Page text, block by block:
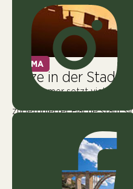
KLIMA
Hitze in der Stadt
Der Sommer setzt vielen
Temperaturen zu. In
zubetonierter Fläche staut
stellt uns Städte vor große